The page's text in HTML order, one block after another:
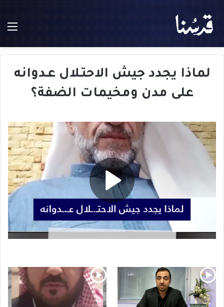
لماذا يجدد جيش الاحتـلال عـدوانه
على مدن ومخيمات الضفة؟